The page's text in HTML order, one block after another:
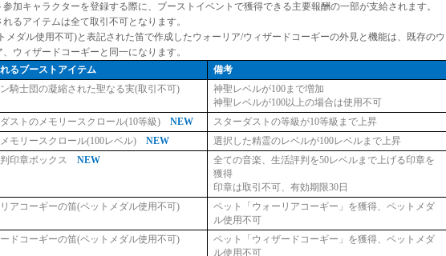
参加キャラクターを登録する際に、ブーストイベントで獲得できる主要報酬の一部が支給されます。
るアイテムは全て取引不可となります。
メダル使用不可)と表記された笛で作成したウォーリア/ウィザードコーギーの外見と機能は、既存のウ
ウィザードコーギーと同一になります。
るブーストアイテム
備考
騎士団の凝縮された聖なる実(取引不可)
神聖レベルが100まで増加
神聖レベルが100以上の場合は使用不可
ストのメモリースクロール(10等級)NEW
スターダストの等級が10等級まで上昇
モリースクロール(100レベル)NEW
選択した精霊のレベルが100レベルまで上昇
判印章ボックスNEW
全ての音楽、生活評判を50レベルまで上げる印章を
獲得
印章は取引不可、有効期限30日
アコーギーの笛(ペットメダル使用不可)
ペット「ウォーリアコーギー」を獲得、ペットメダ
ル使用不可
ドコーギーの笛(ペットメダル使用不可)
ペット「ウィザードコーギー」を獲得、ペットメダ
ル使用不可